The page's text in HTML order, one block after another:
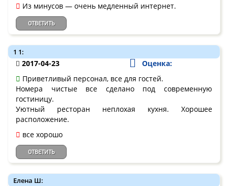
Из минусов — очень медленный интернет.
ОТВЕТИТЬ
1 1:
2017-04-23
Оценка:
Приветливый персонал, все для гостей.
Номера чистые все сделано под современную
гостиницу.
Уютный ресторан неплохая кухня. Хорошее
расположение.
все хорошо
ОТВЕТИТЬ
Елена Ш: